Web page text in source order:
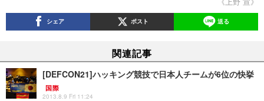
シェア ポスト 送る
関連記事
[DEFCON21]ハッキング競技で日本人チームが6位の快挙
国際
2013.8.9 Fri 11:24